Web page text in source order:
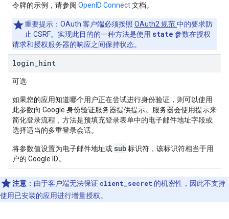
令牌的示例，请参阅 OpenID Connect文档。
重要提示 ：OAuth 客户端必须按照 OAuth2 规范中的要求防
止 CSRF。实现此目的的一种方法是使用 state 参数在授权
请求和授权服务器的响应之间保持状态。
login hint
可选
如果您的应用知道哪个用户正在尝试进行身份验证，则可以使用
此参数向 Google 身份验证服务器提供提示。服务器会使用提示来
简化登录流程，方法是预填充登录表单中的电子邮件地址字段或
选择适当的多重登录会话。
将参数值设置为电子邮件地址或 sub标识符，该标识符相当于用
户的 Google ID。
注意 ：由于客户端无法保证 client_secret 的机密性，因此不支持
使用已安装的应用进行增量授权。